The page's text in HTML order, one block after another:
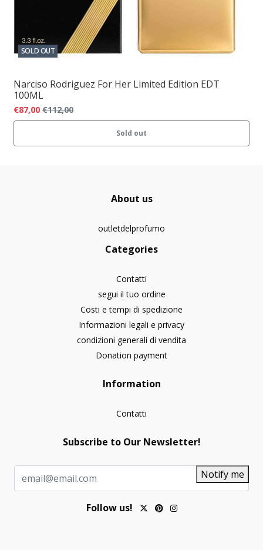
SOLD OUT
Narciso Rodriguez For Her Limited Edition EDT
100ML
€87,00 €112,00
Sold out
About us
outletdelprofumo
Categories
Contatti
segui il tuo ordine
Costi e tempi di spedizione
Informazioni legali e privacy
condizioni generali di vendita
Donation payment
Information
Contatti
Subscribe to Our Newsletter!
Notify me
Follow us!